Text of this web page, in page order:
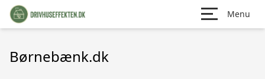
Menu
Børnebænk.dk